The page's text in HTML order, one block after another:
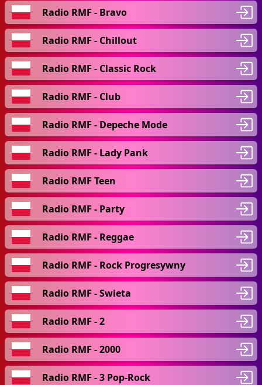
Radio RMF - Bravo
Radio RMF - Chillout
Radio RMF - Classic Rock
Radio RMF - Club
Radio RMF - Depeche Mode
Radio RMF - Lady Pank
Radio RMF Teen
Radio RMF - Party
Radio RMF - Reggae
Radio RMF - Rock Progresywny
Radio RMF - Swieta
Radio RMF - 2
Radio RMF - 2000
Radio RMF - 3 Pop-Rock